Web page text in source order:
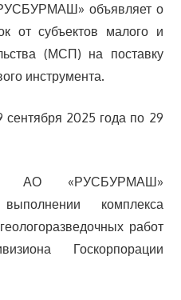
объявляет о
от субъектов малого и
(МСП) на поставку
инструмента.
сентября 2025 года по 29
АО «РУСБУРМАШ»
комплекса
работ
Госкорпорации